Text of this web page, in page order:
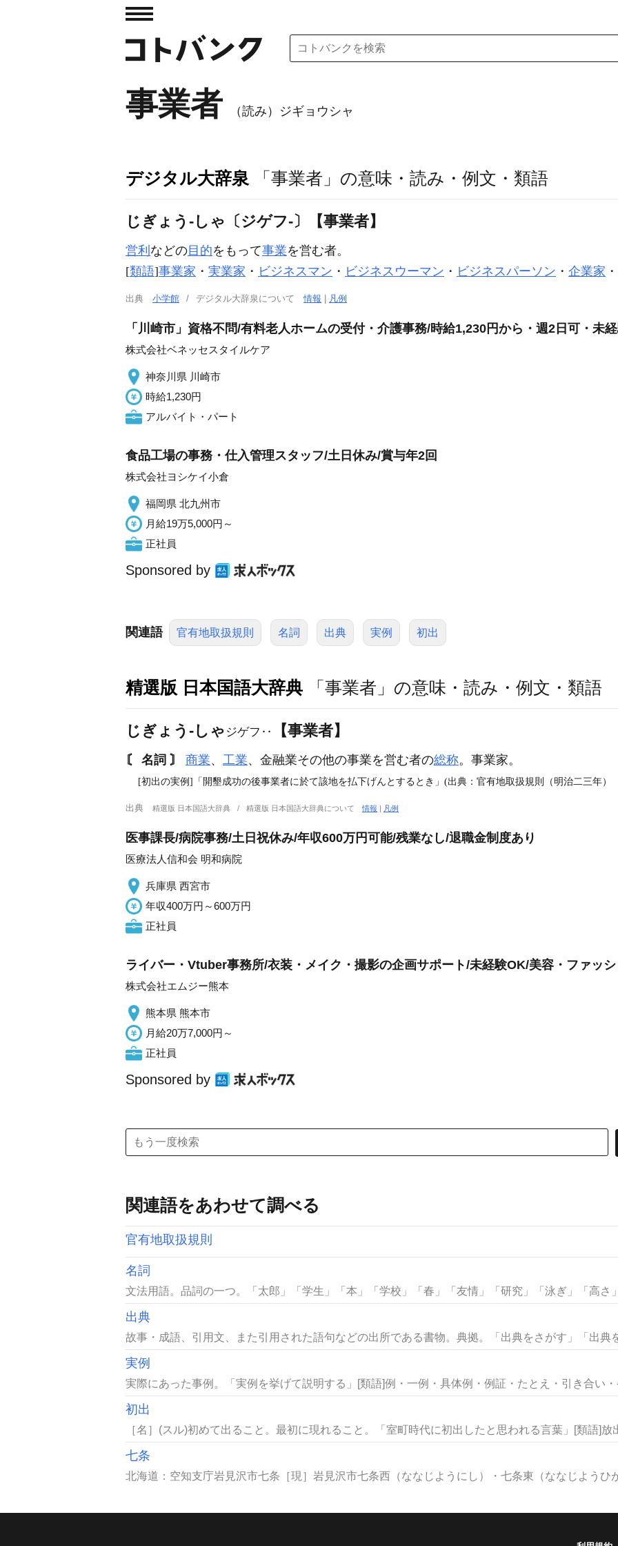
事業者 （読み）ジギョウシャ
デジタル大辞泉 「事業者」の意味・読み・例文・類語
じぎょう‐しゃ〔ジゲフ‐〕【事業者】
営利 などの目的をもって事業を営む者。
[類語]事業家 ・ 実業家 ・ ビジネスマン ・ ビジネスウーマン ・ ビジネスパーソン ・ 企業家 ・
出典 小学館 デジタル大辞泉について情報 凡例
「川崎市」資格不問/有料老人ホームの受付・介護事務/時給1,230円から・週2日可・未
株式会社ベネッセスタイルケア
神奈川県 川崎市
時給1,230円
アルバイト・パート
食品工場の事務・仕入管理スタッフ/土日休み/賞与年2回
株式会社ヨシケイ小倉
福岡県 北九州市
月給19万5,000円～
正社員
Sponsored by
関連語 官有地取扱規則 名詞 出典 実例 初出
精選版 日本国語大辞典 「事業者」の意味・読み・例文・類語
じぎょう‐しゃ ジゲフ‥ 【事業者】
〘 名詞 〙 商業、 工業、金融業その他の事業を営む者の総称。事業家。
[初出の実例]「開墾成功の後事業者に於て該地を払下げんとするとき」(出典：官有地取扱規則（明治二三年）
出典 精選版 日本国語大辞典 精選版 日本国語大辞典について情報 | 凡例
医事課長/病院事務/土日祝休み/年収600万円可能/残業なし/退職金制度あり
医療法人信和会 明和病院
兵庫県 西宮市
年収400万円～600万円
正社員
ライバー・Vtuber事務所/衣装・メイク・撮影の企画サポート/未経験OK/美容・ファッ
株式会社エムジー熊本
熊本県 熊本市
月給20万7,000円～
正社員
Sponsored by
関連語をあわせて調べる
官有地取扱規則
名詞
文法用語。品詞の一つ。「太郎」「学生」「本」「学校」「春」「友情」「研究」「泳ぎ」「高さ
出典
故事・成語、引用文、また引用された語句などの出所である書物。典拠。「出典をさがす」「出典
実例
実際にあった事例。「実例を挙げて説明する」[類語]例・一例・具体例・例証・たとえ・引き合い
初出
［名］(スル)初めて出ること。最初に現れること。「室町時代に初出したと思われる言葉」[類語]放
七条
北海道：空知支庁岩見沢市七条［現］岩見沢市七条西（ななじようにし）・七条東（ななじようひ